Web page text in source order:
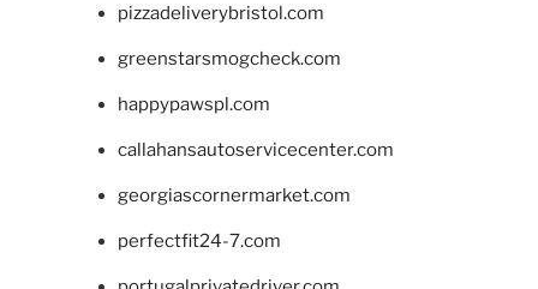
pizzadeliverybristol.com
greenstarsmogcheck.com
happypawspl.com
callahansautoservicecenter.com
georgiascornermarket.com
perfectfit24-7.com